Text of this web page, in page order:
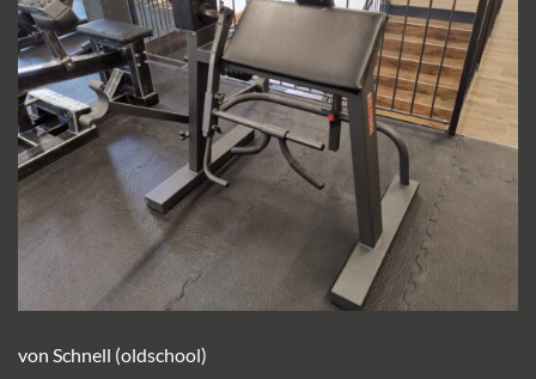
von Schnell (oldschool)